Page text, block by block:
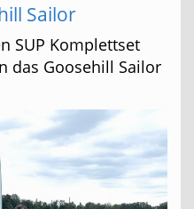
Sailor
SUP Komplettset
das Goosehill Sailor